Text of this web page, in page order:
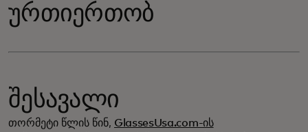
ურთიერთობ
შესავალი
თორმეტი წლის წინ, GlassesUsa.com-ის